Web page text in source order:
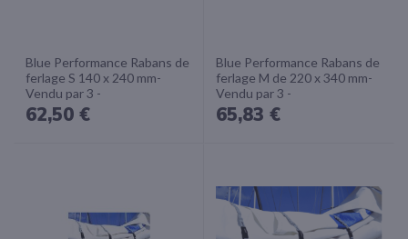
Blue Performance Rabans de
ferlage S 140 x 240 mm-
Vendu par 3 -
62,50 €
Blue Performance Rabans de
ferlage M de 220 x 340 mm-
Vendu par 3 -
65,83 €